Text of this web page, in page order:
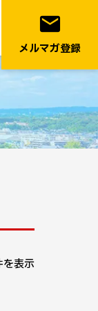
email
メルマガ登録
表示